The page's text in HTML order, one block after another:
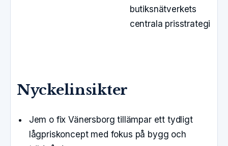
butiksnätverkets
centrala prisstrategi
Nyckelinsikter
Jem o fix Vänersborg tillämpar ett tydligt
lågpriskoncept med fokus på bygg och